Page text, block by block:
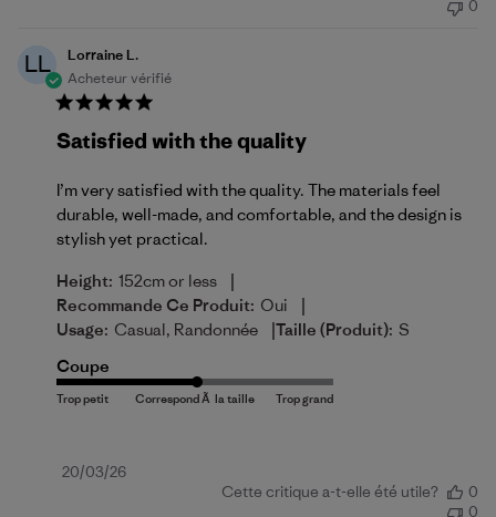
0
LL
Lorraine L.
Acheteur vérifié
Satisfied with the quality
I’m very satisfied with the quality. The materials feel
durable, well-made, and comfortable, and the design is
stylish yet practical.
Height: 152cm or less |
Recommande Ce Produit: Oui |
Usage: Casual, Randonnée |Taille (produit): S
Coupe
Date
20/03/26
Cette critique a-t-elle été utile?
0
0